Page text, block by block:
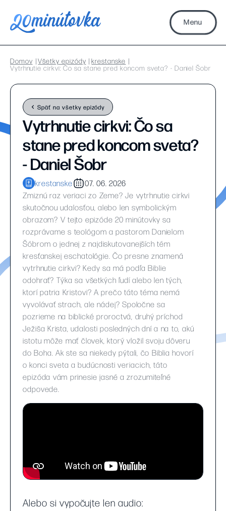
Menu
Domov Všetky epizódy
krestanske
Vytrhnutie cirkvi: Čo sa stane pred koncom sveta? - Daniel Šobr
Späť na všetky epizódy
Vytrhnutie cirkvi: Čo sa
stane pred koncom sveta?
- Daniel Šobr
krestanske
07. 06. 2026
Zmiznú raz veriaci zo Zeme? Je vytrhnutie cirkvi
skutočnou udalosťou, alebo len symbolickým
obrazom? V tejto epizóde 20 minútovky sa
rozprávame s teológom a pastorom Danielom
Šóbrom o jednej z najdiskutovanejších tém
kresťanskej eschatológie. Čo presne znamená
vytrhnutie cirkvi? Kedy sa má podľa Biblie
odohrať? Týka sa všetkých ľudí alebo len tých,
ktorí patria Kristovi? A prečo táto téma nemá
vyvolávať strach, ale nádej? Spoločne sa
pozrieme na biblické proroctvá, druhý príchod
Ježiša Krista, udalosti posledných dní a na to, akú
istotu môže mať človek, ktorý vložil svoju dôveru
do Boha. Ak ste sa niekedy pýtali, čo Biblia hovorí
o konci sveta a budúcnosti veriacich, táto
epizóda vám prinesie jasné a zrozumiteľné
odpovede.
Alebo si vypočujte len audio: